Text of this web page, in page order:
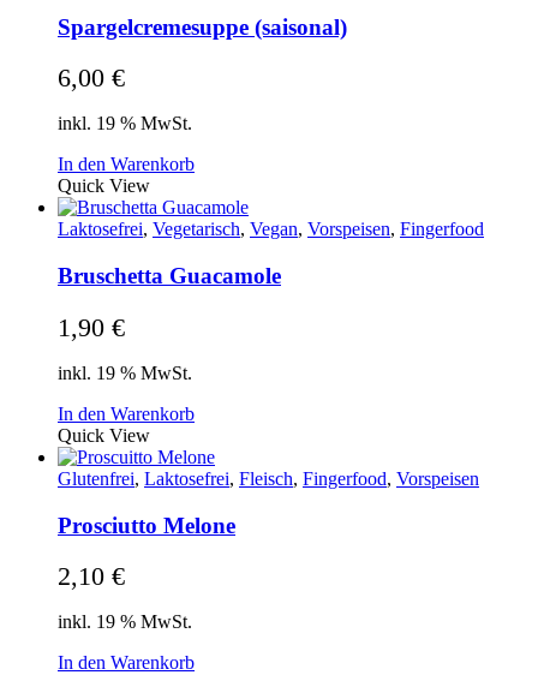
Spargelcremesuppe (saisonal)
6,00 €
inkl. 19 % MwSt.
In den Warenkorb
Quick View
Laktosefrei, Vegetarisch, Vegan, Vorspeisen, Fingerfood
Bruschetta Guacamole
1,90 €
inkl. 19 % MwSt.
In den Warenkorb
Quick View
Glutenfrei, Laktosefrei, Fleisch, Fingerfood, Vorspeisen
Prosciutto Melone
2,10 €
inkl. 19 % MwSt.
In den Warenkorb